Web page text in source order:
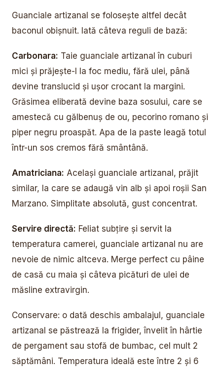
Guanciale artizanal se folosește altfel decât
baconul obișnuit. Iată câteva reguli de bază:
Carbonara: Taie guanciale artizanal în cuburi
mici și prăjește-l la foc mediu, fără ulei, până
devine translucid și ușor crocant la margini.
Grăsimea eliberată devine baza sosului, care se
amestecă cu gălbenuș de ou, pecorino romano și
piper negru proaspăt. Apa de la paste leagă totul
într-un sos cremos fără smântână.
Amatriciana: Același guanciale artizanal, prăjit
similar, la care se adaugă vin alb și apoi roșii San
Marzano. Simplitate absolută, gust concentrat.
Servire directă: Feliat subțire și servit la
temperatura camerei, guanciale artizanal nu are
nevoie de nimic altceva. Merge perfect cu pâine
de casă cu maia și câteva picături de ulei de
măsline extravirgin.
Conservare: o dată deschis ambalajul, guanciale
artizanal se păstrează la frigider, învelit în hârtie
de pergament sau stofă de bumbac, cel mult 2
săptămâni. Temperatura ideală este între 2 și 6